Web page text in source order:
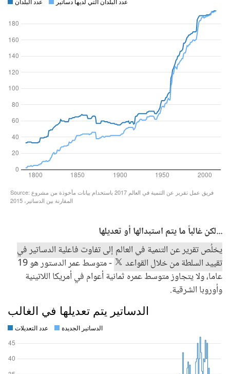
...لكن غالباً ما يتم استبدالها أو تعديلها
يخلُص تقرير عن التنمية في العالم إلى تفاوت فاعلية الدساتير في
تقييد السلطة من خلال القواعد
- متوسط عمر الدستور هو 19
عاما، ولا يتجاوز متوسط عمره ثمانية أعوام في أمريكا اللاتينية
وأوروبا الشرقية.